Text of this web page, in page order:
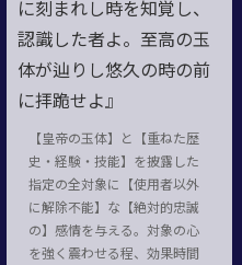
に刻まれし時を知覚し、
認識した者よ。至高の玉
体が辿りし悠久の時の前
に拝跪せよ』
【皇帝の玉体】と【重ねた歴
史・経験・技能】を披露した
指定の全対象に【使用者以外
に解除不能】な【絶対的忠誠
の】感情を与える。対象の心
を強く震わせる程、効果時間